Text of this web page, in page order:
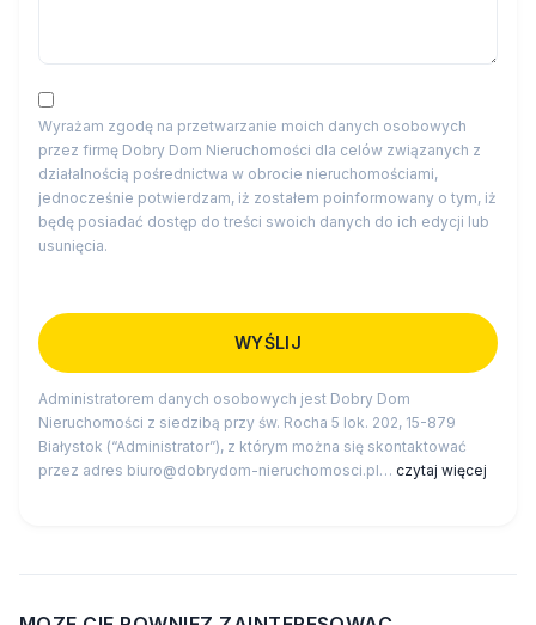
Wyrażam zgodę na przetwarzanie moich danych osobowych
przez firmę Dobry Dom Nieruchomości dla celów związanych z
działalnością pośrednictwa w obrocie nieruchomościami,
jednocześnie potwierdzam, iż zostałem poinformowany o tym, iż
będę posiadać dostęp do treści swoich danych do ich edycji lub
usunięcia.
Administratorem danych osobowych jest Dobry Dom
Nieruchomości z siedzibą przy św. Rocha 5 lok. 202, 15-879
Białystok (“Administrator”), z którym można się skontaktować
przez adres biuro@dobrydom-nieruchomosci.pl… czytaj więcej